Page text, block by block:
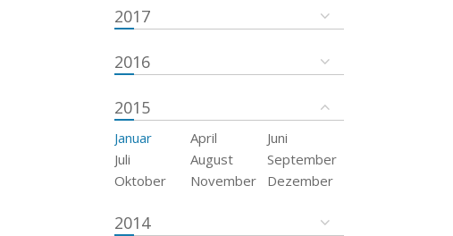
2017
2016
2015
Januar April
Juni
Juli
August
September
Oktober
November Dezember
2014